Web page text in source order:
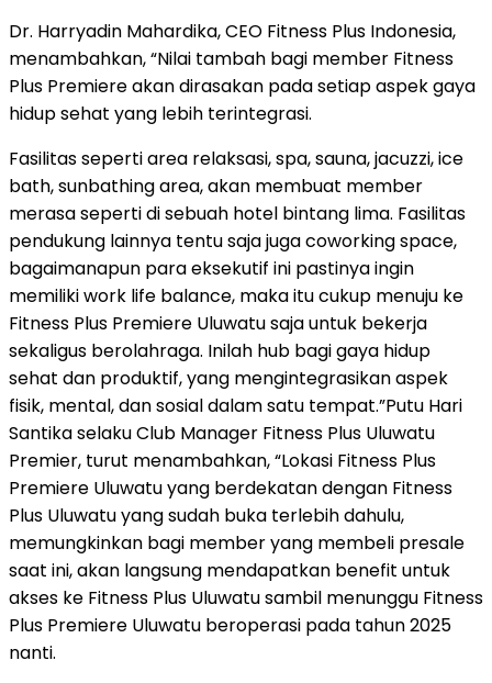
Dr. Harryadin Mahardika, CEO Fitness Plus Indonesia,
menambahkan, “Nilai tambah bagi member Fitness
Plus Premiere akan dirasakan pada setiap aspek gaya
hidup sehat yang lebih terintegrasi.
Fasilitas seperti area relaksasi, spa, sauna, jacuzzi, ice
bath, sunbathing area, akan membuat member
merasa seperti di sebuah hotel bintang lima. Fasilitas
pendukung lainnya tentu saja juga coworking space,
bagaimanapun para eksekutif ini pastinya ingin
memiliki work life balance, maka itu cukup menuju ke
Fitness Plus Premiere Uluwatu saja untuk bekerja
sekaligus berolahraga. Inilah hub bagi gaya hidup
sehat dan produktif, yang mengintegrasikan aspek
fisik, mental, dan sosial dalam satu tempat.”Putu Hari
Santika selaku Club Manager Fitness Plus Uluwatu
Premier, turut menambahkan, “Lokasi Fitness Plus
Premiere Uluwatu yang berdekatan dengan Fitness
Plus Uluwatu yang sudah buka terlebih dahulu,
memungkinkan bagi member yang membeli presale
saat ini, akan langsung mendapatkan benefit untuk
akses ke Fitness Plus Uluwatu sambil menunggu Fitness
Plus Premiere Uluwatu beroperasi pada tahun 2025
nanti.